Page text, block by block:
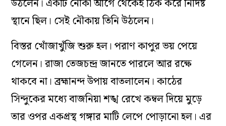
উঠলেন। একটি নৌকা আগে থেকেই ঠিক করে নিদির্ষ্ট
স্থানে ছিল। সেই নৌকায় তিনি উঠলেন।
বিস্তর খোঁজাখুঁজি শুরু হল। পরাণ কাপুর ভয় পেয়ে
গেলেন। রাজা তেজচন্দ্র জানতে পারলে আর রক্ষে
থাকবে না। ব্রহ্মানন্দ উপায় বাতলালেন। কাঠের
সিন্দুকের মধ্যে বাজনিয়া শঙ্খ রেখে কম্বল দিয়ে মুড়ে
তার ওপর একপ্রস্থ গঙ্গার মাটি লেপে পোড়ানো হল। এর